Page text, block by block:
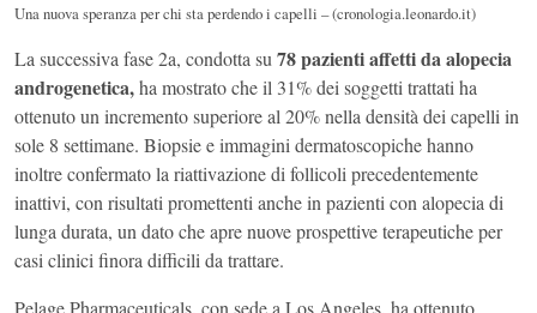
Una nuova speranza per chi sta perdendo i capelli – (cronologia.leonardo.it)
La successiva fase 2a, condotta su 78 pazienti affetti da alopecia
androgenetica,ha mostrato che il 31% dei soggetti trattati ha
ottenuto un incremento superiore al 20% nella densità dei capelli in
sole 8 settimane. Biopsie e immagini dermatoscopiche hanno
inoltre confermato la riattivazione di follicoli precedentemente
inattivi, con risultati promettenti anche in pazienti con alopecia di
lunga durata, un dato che apre nuove prospettive terapeutiche per
casi clinici finora difficili da trattare.
Pelage Pharmaceuticals, con sede a Los Angeles, ha ottenuto